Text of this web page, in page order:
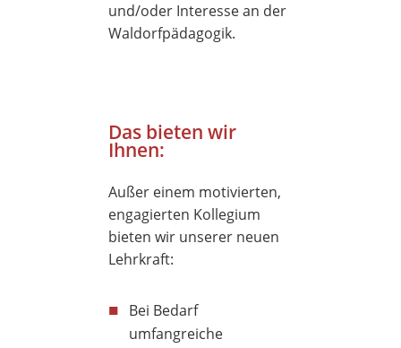
und/oder Interesse an der
Waldorfpädagogik.
Das bieten wir
Ihnen:
Außer einem motivierten,
engagierten Kollegium
bieten wir unserer neuen
Lehrkraft:
■
Bei Bedarf
umfangreiche